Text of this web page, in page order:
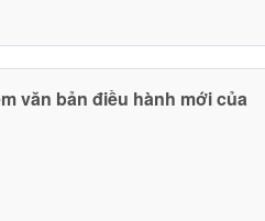
văn bản điều hành mới của